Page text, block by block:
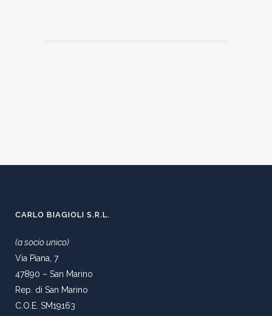
CARLO BIAGIOLI S.R.L.
(a socio unico)
Via Piana, 7
47890 – San Marino
Rep. di San Marino
C.O.E. SM19163